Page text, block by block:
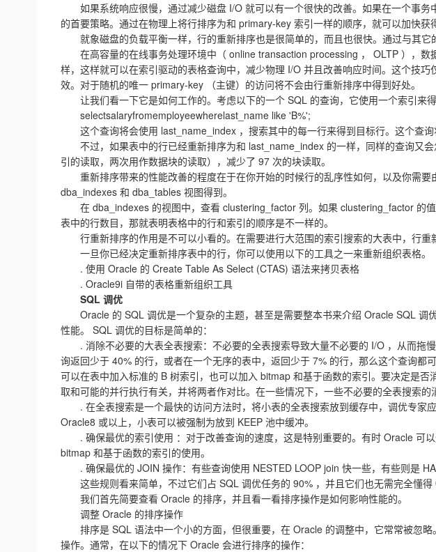
如果系统响应很慢，通过减少磁盘 I/O 就可以有一个很快的改善。如果在一个事
的首要策略。通过在物理上将行排序为和 primary-key 索引一样的顺序，就可以加快获
就象磁盘的负载平衡一样，行的重新排序也是很简单的，而且也很快。通过与其
在高容量的在线事务处理环境中（ online transaction processing ， OLTP ），
样，这样就可以在索引驱动的表格查询中，减少物理 I/O 并且改善响应时间。这个技
效。对于随机的唯一 primary-key （主键）的访问将不会由行重新排序中得到好处。
让我们看一下它是如何工作的。考虑以下的一个 SQL 的查询，它使用一个索引来得
selectsalaryfromemployeewherelast_name like 'B%';
这个查询将会使用 last_name_index ，搜索其中的每一行来得到目标行。这个查
不过，如果表中的行已经重新排序为和 last_name_index 的一样，同样的查询又
引的读取，两次用作数据块的读取），减少了 97 次的块读取。
重新排序带来的性能改善的程度在于在你开始的时候行的乱序性如何，以及你需
dba_indexes 和 dba_tables 视图得到。
在 dba_indexes 的视图中，查看 clustering_factor 列。如果 clustering_factor 的
表中的行数目，那就表明表格中的行和索引的顺序是不一样的。
行重新排序的作用是不可以小看的。在需要进行大范围的索引搜索的大表中，行重
一旦你已经决定重新排序表中的行，你可以使用以下的工具之一来重新组织表格。
. 使用 Oracle 的 Create Table As Select (CTAS) 语法来拷贝表格
. Oracle9i 自带的表格重新组织工具
SQL 调优
Oracle 的 SQL 调优是一个复杂的主题，甚至是需要整本书来介绍 Oracle SQL
性能。 SQL 调优的目标是简单的：
. 消除不必要的大表全表搜索：不必要的全表搜索导致大量不必要的 I/O ，从而
询返回少于 40% 的行，或者在一个无序的表中，返回少于 7% 的行，那么这个查询都
可以在表中加入标准的 B 树索引，也可以加入 bitmap 和基于函数的索引。要决定是
取和可能的并行执行有关，并将两者作对比。在一些情况下，一些不必要的全表搜索
. 在全表搜索是一个最快的访问方法时，将小表的全表搜索放到缓存中，调优专
Oracle8 或以上，小表可以被强制为放到 KEEP 池中缓冲。
. 确保最优的索引使用 ：对于改善查询的速度，这是特别重要的。有时 Oracle
bitmap 和基于函数的索引的使用。
. 确保最优的 JOIN 操作：有些查询使用 NESTED LOOP join 快一些，有些则是
这些规则看来简单，不过它们占 SQL 调优任务的 90% ，并且它们也无需完全懂
我们首先简要查看 Oracle 的排序，并且看一看排序操作是如何影响性能的。
调整 Oracle 的排序操作
排序是 SQL 语法中一个小的方面，但很重要，在 Oracle 的调整中，它常常被忽
操作。通常，在以下的情况下 Oracle 会进行排序的操作：